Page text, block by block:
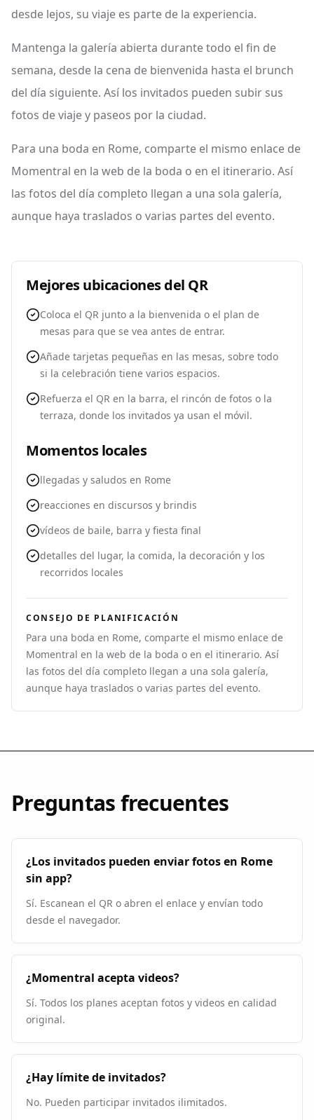
desde lejos, su viaje es parte de la experiencia.
Mantenga la galería abierta durante todo el fin de
semana, desde la cena de bienvenida hasta el brunch
del día siguiente. Así los invitados pueden subir sus
fotos de viaje y paseos por la ciudad.
Para una boda en Rome, comparte el mismo enlace de
Momentral en la web de la boda o en el itinerario. Así
las fotos del día completo llegan a una sola galería,
aunque haya traslados o varias partes del evento.
Mejores ubicaciones del QR
Coloca el QR junto a la bienvenida o el plan de
mesas para que se vea antes de entrar.
Añade tarjetas pequeñas en las mesas, sobre todo
si la celebración tiene varios espacios.
Refuerza el QR en la barra, el rincón de fotos o la
terraza, donde los invitados ya usan el móvil.
Momentos locales
llegadas y saludos en Rome
reacciones en discursos y brindis
vídeos de baile, barra y fiesta final
detalles del lugar, la comida, la decoración y los
recorridos locales
CONSEJO DE PLANIFICACIÓN
Para una boda en Rome, comparte el mismo enlace de
Momentral en la web de la boda o en el itinerario. Así
las fotos del día completo llegan a una sola galería,
aunque haya traslados o varias partes del evento.
Preguntas frecuentes
¿Los invitados pueden enviar fotos en Rome
sin app?
Sí. Escanean el QR o abren el enlace y envían todo
desde el navegador.
¿Momentral acepta videos?
Sí. Todos los planes aceptan fotos y videos en calidad
original.
¿Hay límite de invitados?
No. Pueden participar invitados ilimitados.